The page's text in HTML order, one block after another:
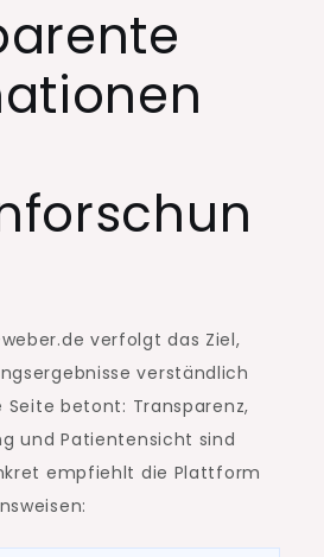
verfolgt das Ziel,
verständlich
betont: Transparenz,
und Patientensicht sind
empfiehlt die Plattform